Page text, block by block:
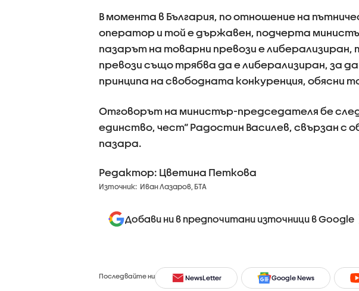
В момента в България, по отношение на
оператор и той е държавен, подчерта
пазарът на товарни превози е либерализиран,
превози също трябва да е либерализиран, за
принципа на свободната конкуренция, обясни
Отговорът на министър-председателя бе
единство, чест“ Радостин Василев, свързан с
пазара.
Редактор: Цветина Петкова
Източник: Иван Лазаров, БТА
Добави ни в предпочитани източници в Google
Последвайте ни NewsLetter Google News